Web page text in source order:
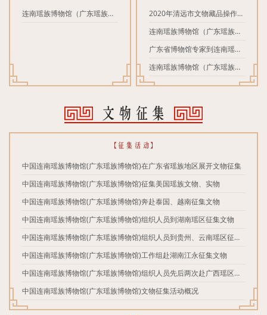
连南瑶族博物馆（广东瑶族博
2020年清远市文物藏品操作规
范培训在连南瑶族博物馆（广
东瑶族博物馆）举行
连南瑶族博物馆（广东瑶族博
物馆）开展瑶族文化知识培训
广东省博物馆专家到连南瑶族
博物馆（广东瑶族博物馆）进
行现场辅导培训
连南瑶族博物馆（广东瑶族博
物馆）开展消防安全培训演
文物征集
【征集活动】
中国连南瑶族博物馆(广东瑶族博物馆)在广东省瑶族地区展开文物征集
中国连南瑶族博物馆(广东瑶族博物馆)征集美国瑶族文物、实物
中国连南瑶族博物馆(广东瑶族博物馆)奔赴泰国、越南征集文物
中国连南瑶族博物馆(广东瑶族博物馆)组织人员到湖南瑶区征集文物
中国连南瑶族博物馆(广东瑶族博物馆)组织人员到贵州、云南瑶区征集
文物
中国连南瑶族博物馆(广东瑶族博物馆)工作组赴湖南江永征集文物
中国连南瑶族博物馆(广东瑶族博物馆)组织人员先后两次赴广西瑶区征
集文物
中国连南瑶族博物馆(广东瑶族博物馆)文物征集活动概况